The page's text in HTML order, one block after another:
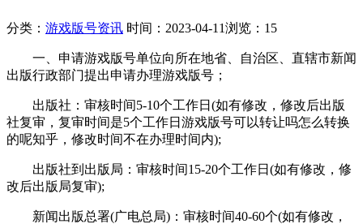
分类： 游戏版号资讯 时间：2023-04-11浏览：15
一、申请游戏版号单位向所在地省、自治区、直辖市新闻
出版行政部门提出申请办理游戏版号；
出版社：审核时间5-10个工作日(如有修改，修改后出版
社复审，复审时间是5个工作日游戏版号可以转让吗怎么转换
的呢知乎，修改时间不在办理时间内);
出版社到出版局：审核时间15-20个工作日(如有修改，修
改后出版局复审);
新闻出版总署(广电总局)：审核时间40-60个(如有修改，